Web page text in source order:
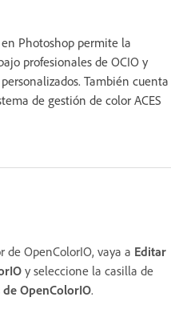
Photoshop permite la
profesionales de OCIO y
También cuenta
de gestión de color ACES
de OpenColorIO, vaya a Editar
y seleccione la casilla de
OpenColorIO.